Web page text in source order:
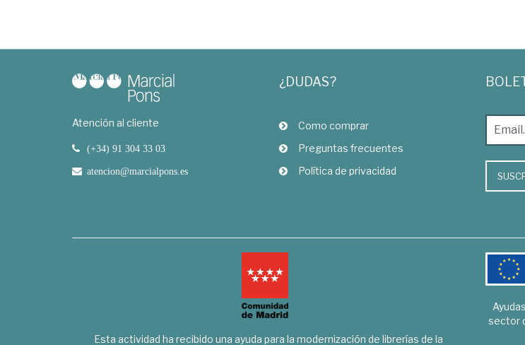
Atención al cliente
(+34) 91 304 33 03
atencion@marcialpons.es
¿DUDAS?
Como comprar
Preguntas frecuentes
Política de privacidad
Esta actividad ha recibido una ayuda para la modernización de librerías de la
sector